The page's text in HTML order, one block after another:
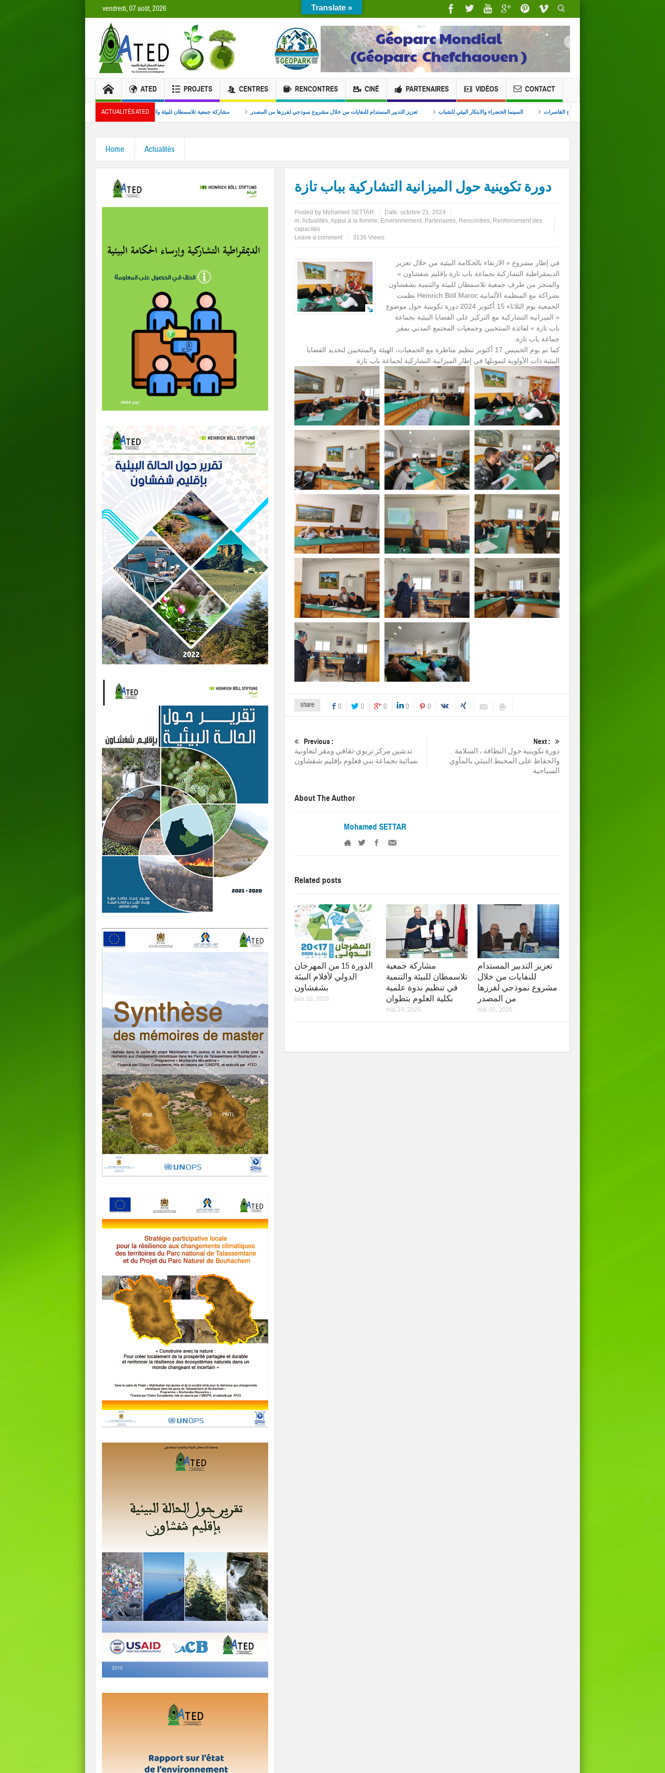
vendredi, 07 août, 2026
ATED PROJETS CENTRES RENCONTRES CINÉ PARTENAIRES VIDÉOS CONTACT
ACTUALITÉS ATED
مشاركة جمعية تلاسمطان للبيئة والتنمية في تنظيم ندوة علمية بكلية العلوم بتطوان تعزيز التدبير المستدام للنفايات من خلال مشروع نموذجي لفرزها من المصدر السينما الخضراء والابتكار البيئي للشباب تلاسمطان للبيئة والتنمية بندوة بطنجة بمداخلة حول ظاهرة زواج القاصرات
Home Actualités
دورة تكوينية حول الميزانية التشاركية بباب تازة
Posted by Mohamed SETTAR Date: octobre 21, 2024
in:Actualités,Appui à la femme, Environnement, Partenaires, Rencontres, Renforcement des
capacités
Leave a comment
3136 Views
في إطار مشروع « الارتقاء بالحكامة البيئية من خلال تعزيز
الديمقراطية التشاركية بجماعة باب تازة بإقليم شفشاون »
والمنجز من طرف جمعية تلاسمطان للبيئة والتنمية بشفشاون
بشراكة مع المنظمة الألمانية Heinrich Böll Maroc نظمت
الجمعية يوم الثلاثاء 15 أكتوبر 2024 دورة تكوينية حول موضوع
« الميزانية التشاركية مع التركيز على القضايا البيئية بجماعة
باب تازة » لفائدة المنتخبين وجمعيات المجتمع المدني بمقر
جماعة باب تازة.
كما تم يوم الخميس 17 أكتوبر تنظيم مناظرة مع الجمعيات، الهيئة والمنتخبين لتحديد القضايا
البيئية ذات الأولوية لتمويلها في إطار الميزانية التشاركية لجماعة باب تازة.
share 0 0 0 0 0
Previous :
تدشين مركز تربوي-ثقافي ومقر لتعاونية
نسائية بجماعة بني فغلوم بإقليم شفشاون
Next :
دورة تكوينية حول النظافة ، السلامة
والحفاظ على المحيط البيئي بالمآوي
السياحية
About The Author
Mohamed SETTAR
Related posts
الدورة 15 من المهرجان
الدولي لأفلام البيئة
بشفشاون
juin 10, 2026
مشاركة جمعية
تلاسمطان للبيئة والتنمية
في تنظيم ندوة علمية
بكلية العلوم بتطوان
mai 24, 2026
تعزيز التدبير المستدام
للنفايات من خلال
مشروع نموذجي لفرزها
من المصدر
mai 05, 2026
Translate »